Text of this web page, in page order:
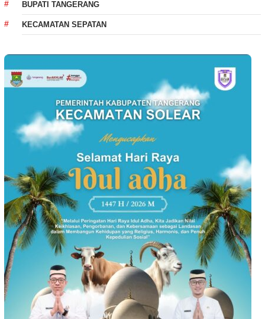
BUPATI TANGERANG
KECAMATAN SEPATAN